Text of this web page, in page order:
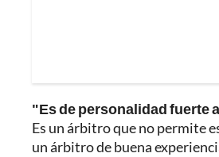
"Es de personalidad fuerte
Es un árbitro que no permite
un árbitro de buena